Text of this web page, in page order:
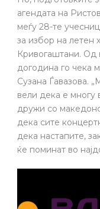
агендата на
меѓу 28-те
за избор на летен
Кривогаштани. Од
догодина го чека
Сузана Ѓавазова.
вели дека е многу
дружи со
дека сите
дека настапите,
ќе поминат во